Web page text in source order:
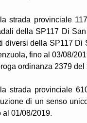
strada provinciale
della SP117 Di
diversi della SP117 Di
fino al 03/08/
ordinanza 2379 del
strada provinciale
di un senso
al 01/08/2019.